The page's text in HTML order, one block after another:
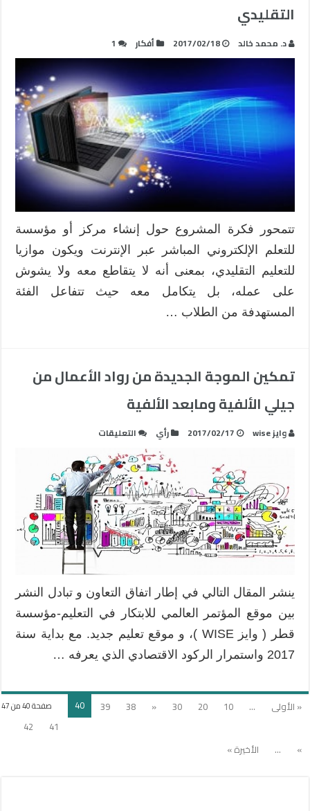
التقليدي
د. محمد خالد 2017/02/18 أفكار 1
تتمحور فكرة المشروع حول إنشاء مركز أو مؤسسة
للتعلم الإلكتروني المباشر عبر الإنترنت ويكون موازيا
للتعليم التقليدي، بمعنى أنه لا يتقاطع معه ولا يشوش
على عمله، بل يتكامل معه حيث تتفاعل الفئة
المستهدفة من الطلاب …
تمكين الموجة الجديدة من رواد الأعمال من
جيلي الألفية ومابعد الألفية
وايز wise 2017/02/17 رأي التعليقات
الموجة
الجديدة
من
رواد
الأعمال
من
جيلي
الألفية
ومابعد
الألفية
مغلقة
ينشر المقال التالي في إطار اتفاق التعاون و تبادل النشر
بين موقع المؤتمر العالمي للابتكار في التعليم-مؤسسة
قطر ( وايز WISE )، و موقع تعليم جديد. مع بداية سنة
2017 واستمرار الركود الاقتصادي الذي يعرفه …
صفحة 40 من 47 « الأولى ...
10
20
30
«
38
39
40
41
42
»
... الأخيرة »